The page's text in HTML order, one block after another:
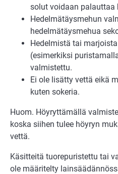
solut voidaan palauttaa
Hedelmätäysmehun
hedelmätäysmehua
Hedelmistä tai
(esimerkiksi
valmistettu.
Ei ole lisätty vettä eikä
kuten sokeria.
Huom. Höyryttämällä
koska siihen tulee höyryn
vettä.
Käsitteitä tuorepuristettu tai
ole määritelty